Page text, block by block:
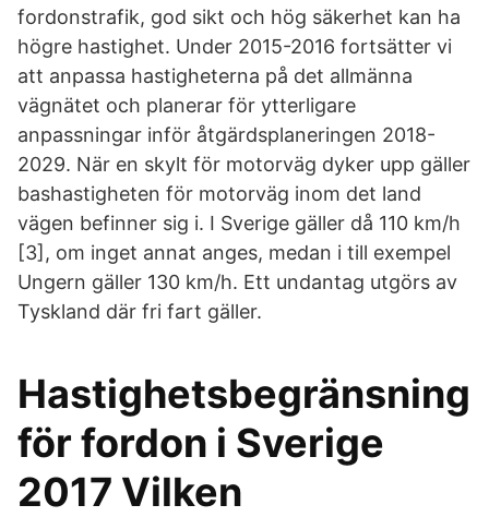
fordonstrafik, god sikt och hög säkerhet kan ha
högre hastighet. Under 2015-2016 fortsätter vi
att anpassa hastigheterna på det allmänna
vägnätet och planerar för ytterligare
anpassningar inför åtgärdsplaneringen 2018-
2029. När en skylt för motorväg dyker upp gäller
bashastigheten för motorväg inom det land
vägen befinner sig i. I Sverige gäller då 110 km/h
[3], om inget annat anges, medan i till exempel
Ungern gäller 130 km/h. Ett undantag utgörs av
Tyskland där fri fart gäller.
Hastighetsbegränsning
för fordon i Sverige
2017 Vilken